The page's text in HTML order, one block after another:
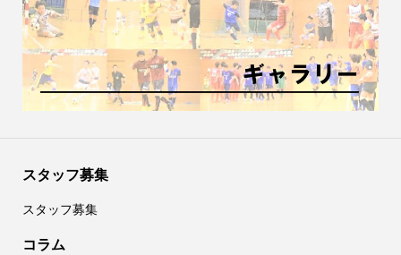
スタッフ募集
スタッフ募集
コラム